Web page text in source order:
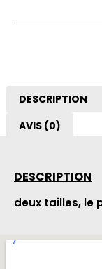
DESCRIPTION
AVIS (0)
DESCRIPTION
deux tailles, le